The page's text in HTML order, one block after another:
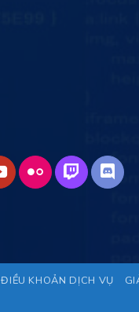
ĐIỀU KHOẢN DỊCH VỤ